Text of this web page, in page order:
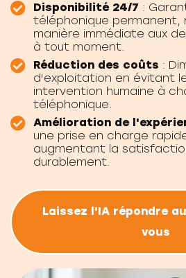
Disponibilité 24/7 :
téléphonique permanent,
manière immédiate aux
à tout moment.
Réduction des coûts :
d'exploitation en évitant
intervention humaine à
téléphonique.
Amélioration de
une prise en charge
augmentant la
durablement.
Laissez l'IA répondre
vous